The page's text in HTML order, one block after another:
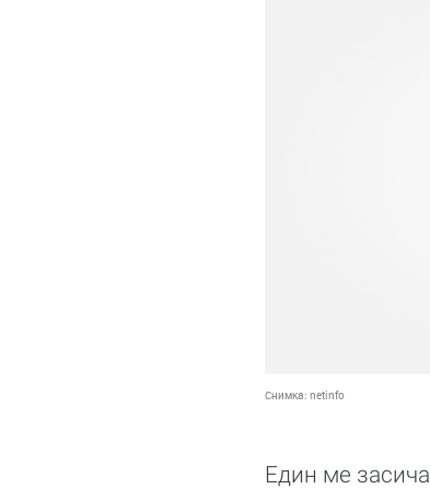
Снимка: netinfo
Един ме